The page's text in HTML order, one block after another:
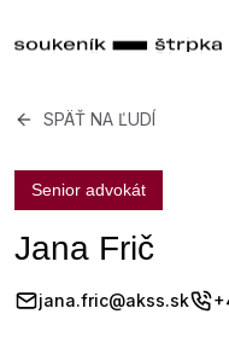
SPÄŤ NA ĽUDÍ
Senior advokát
Jana Frič
jana.fric@akss.sk